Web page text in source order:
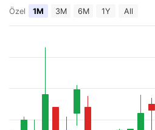
Özel 1M 3M 6M 1Y All